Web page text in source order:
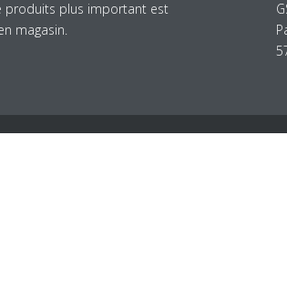
produits plus important est
magasin.